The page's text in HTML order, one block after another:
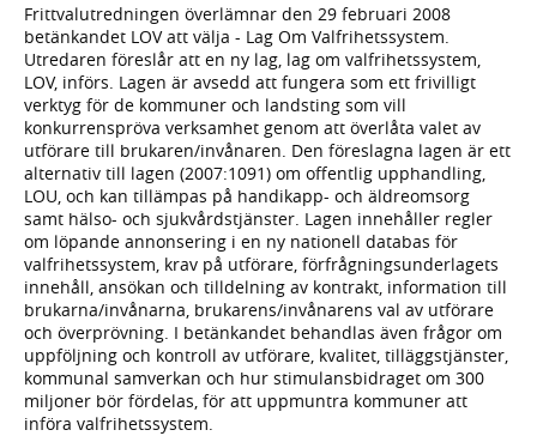
Frittvalutredningen överlämnar den 29 februari 2008
betänkandet LOV att välja - Lag Om Valfrihetssystem.
Utredaren föreslår att en ny lag, lag om valfrihetssystem,
LOV, införs. Lagen är avsedd att fungera som ett frivilligt
verktyg för de kommuner och landsting som vill
konkurrenspröva verksamhet genom att överlåta valet av
utförare till brukaren/invånaren. Den föreslagna lagen är ett
alternativ till lagen (2007:1091) om offentlig upphandling,
LOU, och kan tillämpas på handikapp- och äldreomsorg
samt hälso- och sjukvårdstjänster. Lagen innehåller regler
om löpande annonsering i en ny nationell databas för
valfrihetssystem, krav på utförare, förfrågningsunderlagets
innehåll, ansökan och tilldelning av kontrakt, information till
brukarna/invånarna, brukarens/invånarens val av utförare
och överprövning. I betänkandet behandlas även frågor om
uppföljning och kontroll av utförare, kvalitet, tilläggstjänster,
kommunal samverkan och hur stimulansbidraget om 300
miljoner bör fördelas, för att uppmuntra kommuner att
införa valfrihetssystem.